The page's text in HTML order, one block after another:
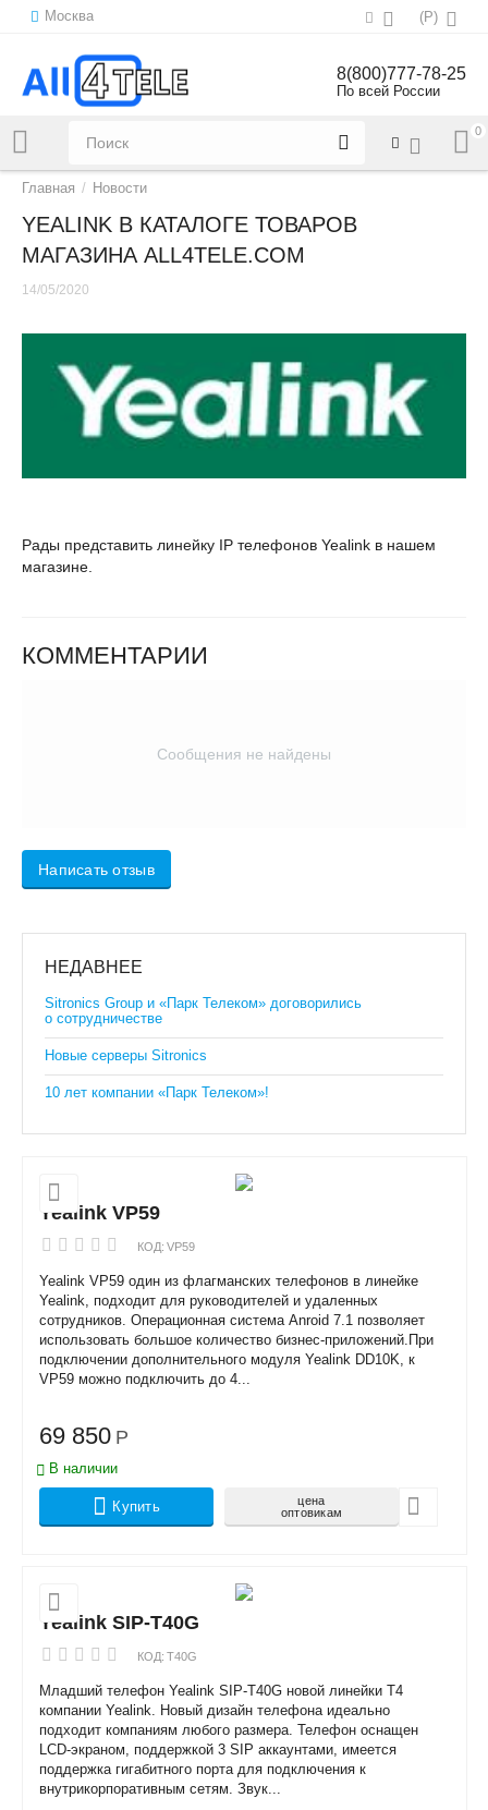
Москва (Р)
Напишите нам:sales@all4tele.com
8(800)777-78-25
По всей России
0
Главная / Новости
YEALINK В КАТАЛОГЕ ТОВАРОВ
МАГАЗИНА ALL4TELE.COM
14/05/2020
Рады представить линейку IP телефонов Yealink в нашем
магазине.
КОММЕНТАРИИ
Сообщения не найдены
Написать отзыв
НЕДАВНЕЕ
Sitronics Group и «Парк Телеком» договорились
о сотрудничестве
Новые серверы Sitronics
10 лет компании «Парк Телеком»!
Yealink VP59
КОД: VP59
Yealink VP59 один из флагманских телефонов в линейке
Yealink, подходит для руководителей и удаленных
сотрудников. Операционная система Anroid 7.1 позволяет
использовать большое количество бизнес-приложений.При
подключении дополнительного модуля Yealink DD10K, к
VP59 можно подключить до 4...
69 850 Р
В наличии
Купить
цена
оптовикам
Yealink SIP-T40G
КОД: T40G
Младший телефон Yealink SIP-T40G новой линейки T4
компании Yealink. Новый дизайн телефона идеально
подходит компаниям любого размера. Телефон оснащен
LCD-экраном, поддержкой 3 SIP аккаунтами, имеется
поддержка гигабитного порта для подключения к
внутрикорпоративным сетям. Звук...